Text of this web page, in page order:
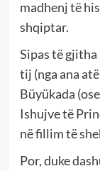
madhenj të
shqiptar.
Sipas të
tij (nga ana
Büyükada
Ishujve të
në fillim të
Por, duke